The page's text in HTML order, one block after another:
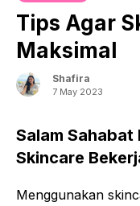
Tips Agar
Maksimal
Shafira
7 May 2023
Salam
Skincare
Menggunakan